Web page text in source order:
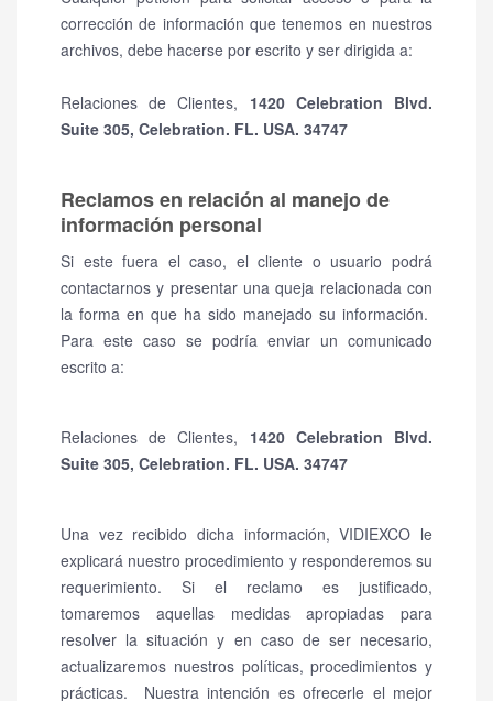
corrección de información que tenemos en nuestros
archivos, debe hacerse por escrito y ser dirigida a:
Relaciones de Clientes, 1420 Celebration Blvd.
Suite 305, Celebration. FL. USA. 34747
Reclamos en relación al manejo de
información personal
Si este fuera el caso, el cliente o usuario podrá
contactarnos y presentar una queja relacionada con
la forma en que ha sido manejado su información.
Para este caso se podría enviar un comunicado
escrito a:
Relaciones de Clientes, 1420 Celebration Blvd.
Suite 305, Celebration. FL. USA. 34747
Una vez recibido dicha información, VIDIEXCO le
explicará nuestro procedimiento y responderemos su
requerimiento. Si el reclamo es justificado,
tomaremos aquellas medidas apropiadas para
resolver la situación y en caso de ser necesario,
actualizaremos nuestros políticas, procedimientos y
prácticas.
Nuestra intención es ofrecerle el mejor